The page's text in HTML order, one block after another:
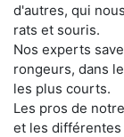
d'autres, qui
rats et souris.
Nos experts
rongeurs, dans
les plus courts.
Les pros de
et les